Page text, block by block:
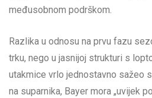
međusobnom podrškom.
Razlika u odnosu na prvu fazu
trku, nego u jasnijoj strukturi s
utakmice vrlo jednostavno sažeo
na suparnika, Bayer mora „uvijek